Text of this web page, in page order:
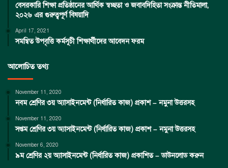
বেসরকারি শিক্ষা প্রতিষ্ঠানের আর্থিক স্বচ্ছতা ও জবাবদিহিতা সংক্রান্ত নীতিমালা,
২০২৬ এর গুরুত্বপূর্ণ বিষয়াদি
April 17, 2021
সমন্বিত উপবৃত্তি কর্মসূচী শিক্ষার্থীদের আবেদন ফরম
আলোচিত তথ্য
November 11, 2020
নবম শ্রেণির ৩য় অ্যাসাইনমেন্ট (নির্ধারিত কাজ) প্রকাশ – নমুনা উত্তরসহ
November 11, 2020
সপ্তম শ্রেণির ৩য় অ্যাসাইনমেন্ট (নির্ধারিত কাজ) প্রকাশ – নমুনা উত্তরসহ
November 6, 2020
৯ম শ্রেণির ২য় অ্যাসাইনমেন্ট (নির্ধারিত কাজ) প্রকাশিত – ডাউনলোড করুন